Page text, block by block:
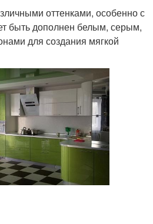
оттенками, особенно с
быть дополнен белым, серым,
для создания мягкой